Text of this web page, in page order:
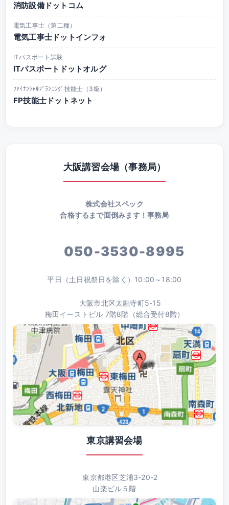
消防設備ドットコム
電気工事士（第二種）
電気工事士ドットインフォ
ITパスポート試験
ITパスポートドットオルグ
ﾌｧｲﾅﾝｼｬﾙﾌﾟﾗﾝﾆﾝｸﾞ技能士（3級）
FP技能士ドットネット
大阪講習会場（事務局）
株式会社スペック
合格するまで面倒みます！事務局
050-3530-8995
平日（土日祝祭日を除く）10:00～18:00
大阪市北区太融寺町5-15
梅田イーストビル 7階8階（総合受付8階）
東京講習会場
東京都港区芝浦3-20-2
山楽ビル５階